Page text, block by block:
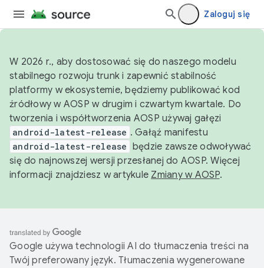
Zaloguj się
W 2026 r., aby dostosować się do naszego modelu
stabilnego rozwoju trunk i zapewnić stabilność
platformy w ekosystemie, będziemy publikować kod
źródłowy w AOSP w drugim i czwartym kwartale. Do
tworzenia i współtworzenia AOSP używaj gałęzi
android-latest-release . Gałąź manifestu
android-latest-release będzie zawsze odwoływać
się do najnowszej wersji przesłanej do AOSP. Więcej
informacji znajdziesz w artykule Zmiany w AOSP.
Google używa technologii AI do tłumaczenia treści na
Twój preferowany język. Tłumaczenia wygenerowane